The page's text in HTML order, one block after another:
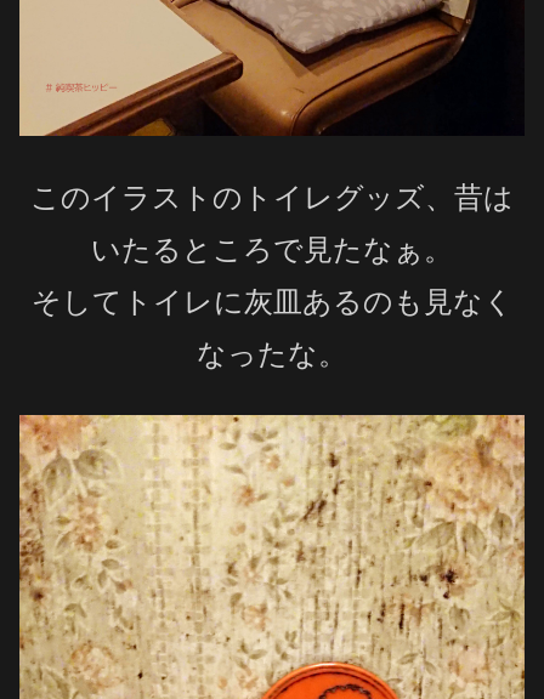
このイラストのトイレグッズ、昔は
いたるところで見たなぁ。
そしてトイレに灰皿あるのも見なく
なったな。